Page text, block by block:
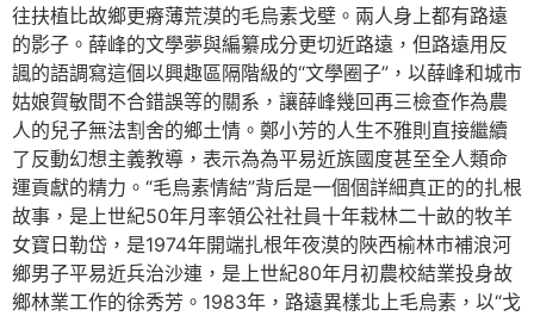
往扶植比故鄉更瘠薄荒漠的毛烏素戈壁。兩人身上都有路遠
的影子。薛峰的文學夢與編纂成分更切近路遠，但路遠用反
諷的語調寫這個以興趣區隔階級的“文學圈子”，以薛峰和城市
姑娘賀敏間不合錯誤等的關系，讓薛峰幾回再三檢查作為農
人的兒子無法割舍的鄉土情。鄭小芳的人生不雅則直接繼續
了反動幻想主義教導，表示為為平易近族國度甚至全人類命
運貢獻的精力。“毛烏素情結”背后是一個個詳細真正的的扎根
故事，是上世紀50年月率領公社社員十年栽林二十畝的牧羊
女寶日勒岱，是1974年開端扎根年夜漠的陜西榆林市補浪河
鄉男子平易近兵治沙連，是上世紀80年月初農校結業投身故
鄉林業工作的徐秀芳。1983年，路遠異樣北上毛烏素，以“戈